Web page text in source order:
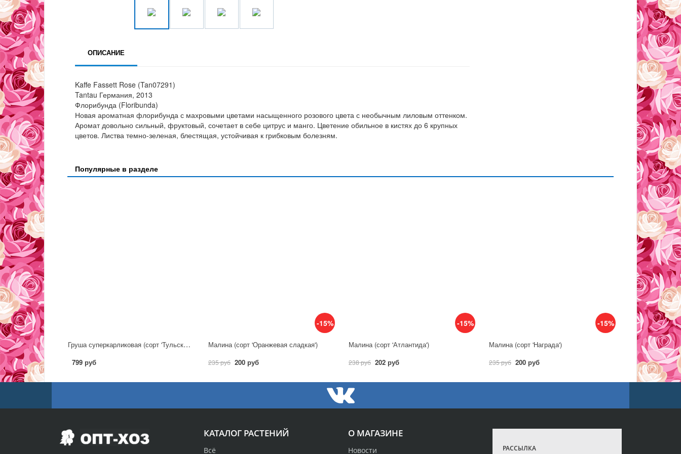
ОПИСАНИЕ
Kaffe Fassett Rose (Tan07291)
Tantau Германия, 2013
Флорибунда (Floribunda)
Новая ароматная флорибунда с махровыми цветами насыщенного розового цвета с необычным лиловым оттенком.
Аромат довольно сильный, фруктовый, сочетает в себе цитрус и манго. Цветение обильное в кистях до 6 крупных
цветов. Листва темно-зеленая, блестящая, устойчивая к грибковым болезням.
Популярные в разделе
Груша суперкарликовая (сорт 'Тульская Летняя')
799 руб
-15%
Малина (сорт 'Оранжевая сладкая')
235 руб 200 руб
-15%
Малина (сорт 'Атлантида')
238 руб 202 руб
-15%
Малина (сорт 'Награда')
235 руб 200 руб
О МАГАЗИНЕ
Новости
КАТАЛОГ РАСТЕНИЙ
Всё РАССЫЛКА